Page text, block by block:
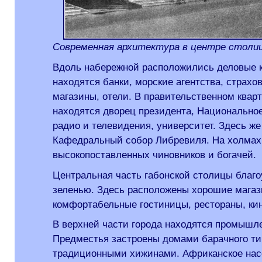
Современная архитектура в центре
Вдоль набережной расположились деловые
находятся банки, морские агентства,
магазины, отели. В правительственном
находятся дворец президента,
радио и телевидения, университет. Здесь
Кафедральный собор Либревиля. На
высокопоставленных чиновников и богачей.
Центральная часть габонской столицы
зеленью. Здесь расположены хорошие
комфортабельные гостиницы, рестораны,
В верхней части города находятся
Предместья застроены домами барачного
традиционными хижинами. Африканское